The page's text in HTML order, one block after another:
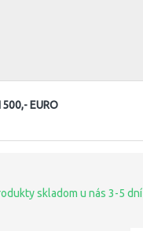
EURO
skladom u nás 3-5 dní